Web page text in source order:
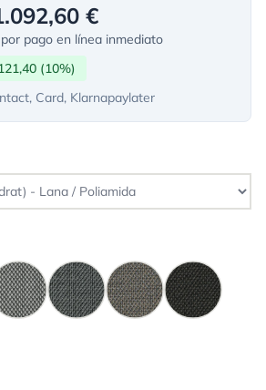
€
pago en línea inmediato
(10%)
Card, Klarnapaylater